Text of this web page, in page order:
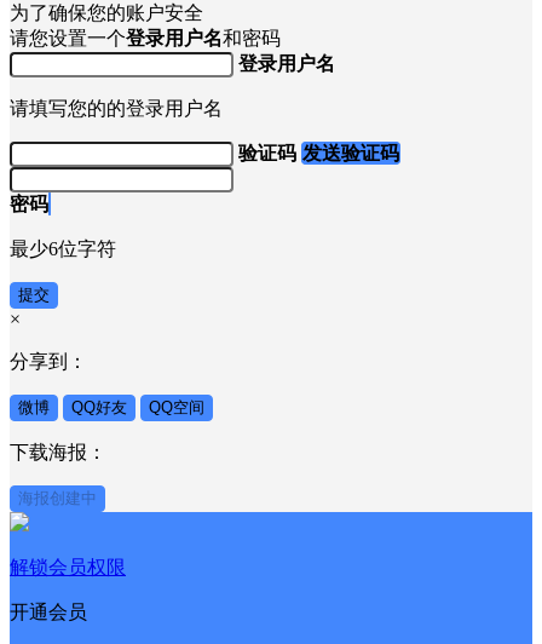
为了确保您的账户安全
请您设置一个登录用户名和密码
登录用户名
请填写您的的登录用户名
验证码 发送验证码
密码
最少6位字符
提交
×
分享到：
微博 QQ好友 QQ空间
下载海报：
海报创建中
解锁会员权限
开通会员